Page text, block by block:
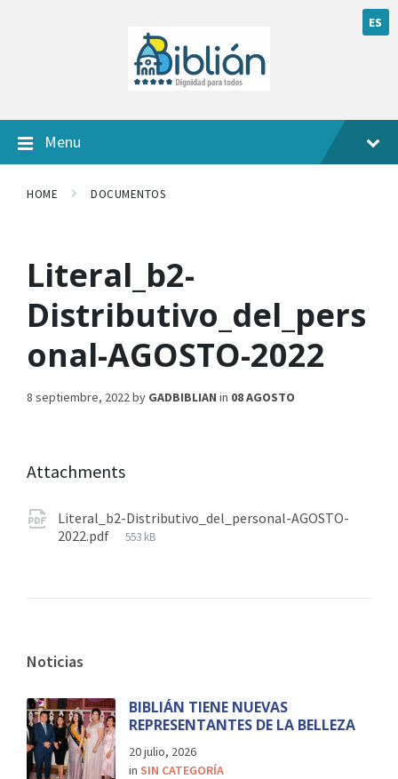
ES
Menu
HOME DOCUMENTOS
Literal_b2-
Distributivo_del_pers
onal-AGOSTO-2022
8 septiembre, 2022 by GADBIBLIAN in 08 AGOSTO
Attachments
Literal_b2-Distributivo_del_personal-AGOSTO-
2022.pdf
553 kB
Noticias
BIBLIÁN TIENE NUEVAS
REPRESENTANTES DE LA BELLEZA
20 julio, 2026
in SIN CATEGORÍA